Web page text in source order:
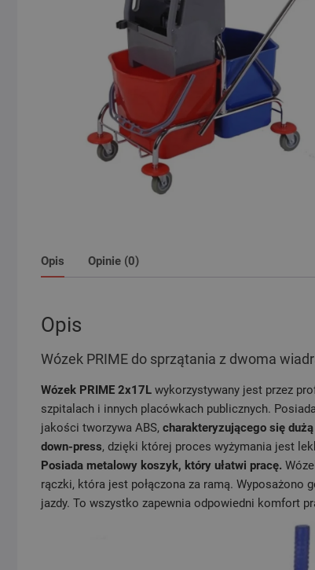
Opis Opinie (0)
Opis
Wózek PRIME do sprzątania z dwoma
Wózek PRIME 2x17L wykorzystywany jest przez
szpitalach i innych placówkach publicznych.
jakości tworzywa ABS, charakteryzującego się
down-press, dzięki której proces wyżymania jest
Posiada metalowy koszyk, który ułatwi pracę.
rączki, która jest połączona za ramą. Wyposażono
jazdy. To wszystko zapewnia odpowiedni komfort